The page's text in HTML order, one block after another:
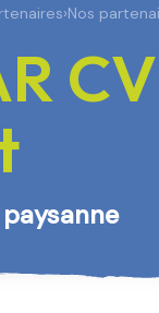
›Nos